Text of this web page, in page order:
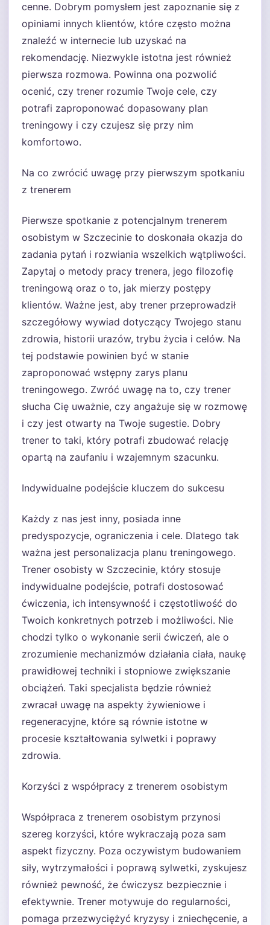
cenne. Dobrym pomysłem jest zapoznanie się z
opiniami innych klientów, które często można
znaleźć w internecie lub uzyskać na
rekomendację. Niezwykle istotna jest również
pierwsza rozmowa. Powinna ona pozwolić
ocenić, czy trener rozumie Twoje cele, czy
potrafi zaproponować dopasowany plan
treningowy i czy czujesz się przy nim
komfortowo.
Na co zwrócić uwagę przy pierwszym spotkaniu
z trenerem
Pierwsze spotkanie z potencjalnym trenerem
osobistym w Szczecinie to doskonała okazja do
zadania pytań i rozwiania wszelkich wątpliwości.
Zapytaj o metody pracy trenera, jego filozofię
treningową oraz o to, jak mierzy postępy
klientów. Ważne jest, aby trener przeprowadził
szczegółowy wywiad dotyczący Twojego stanu
zdrowia, historii urazów, trybu życia i celów. Na
tej podstawie powinien być w stanie
zaproponować wstępny zarys planu
treningowego. Zwróć uwagę na to, czy trener
słucha Cię uważnie, czy angażuje się w rozmowę
i czy jest otwarty na Twoje sugestie. Dobry
trener to taki, który potrafi zbudować relację
opartą na zaufaniu i wzajemnym szacunku.
Indywidualne podejście kluczem do sukcesu
Każdy z nas jest inny, posiada inne
predyspozycje, ograniczenia i cele. Dlatego tak
ważna jest personalizacja planu treningowego.
Trener osobisty w Szczecinie, który stosuje
indywidualne podejście, potrafi dostosować
ćwiczenia, ich intensywność i częstotliwość do
Twoich konkretnych potrzeb i możliwości. Nie
chodzi tylko o wykonanie serii ćwiczeń, ale o
zrozumienie mechanizmów działania ciała, naukę
prawidłowej techniki i stopniowe zwiększanie
obciążeń. Taki specjalista będzie również
zwracał uwagę na aspekty żywieniowe i
regeneracyjne, które są równie istotne w
procesie kształtowania sylwetki i poprawy
zdrowia.
Korzyści z współpracy z trenerem osobistym
Współpraca z trenerem osobistym przynosi
szereg korzyści, które wykraczają poza sam
aspekt fizyczny. Poza oczywistym budowaniem
siły, wytrzymałości i poprawą sylwetki, zyskujesz
również pewność, że ćwiczysz bezpiecznie i
efektywnie. Trener motywuje do regularności,
pomaga przezwyciężyć kryzysy i zniechęcenie, a